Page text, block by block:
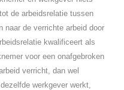
de arbeidsrelatie tussen
naar de verrichte arbeid door
kwalificeert als
voor een onafgebroken
verricht, dan wel
werkgever werkt,